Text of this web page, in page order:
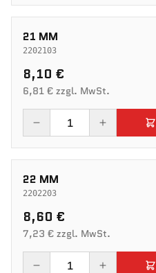
21 MM
2202103
8,10 €
6,81 € zzgl. MwSt.
22 MM
2202203
8,60 €
7,23 € zzgl. MwSt.